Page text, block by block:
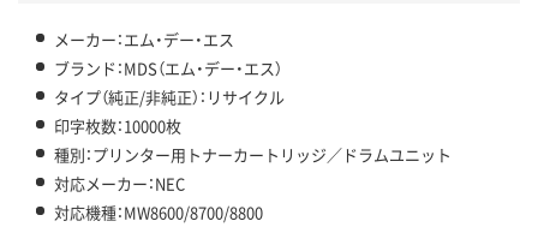
メーカー：エム・デー・エス
ブランド：MDS（エム・デー・エス）
タイプ（純正/非純正）：リサイクル
印字枚数：10000枚
種別：プリンター用トナーカートリッジ／ドラムユニット
対応メーカー：NEC
対応機種：MW8600/8700/8800